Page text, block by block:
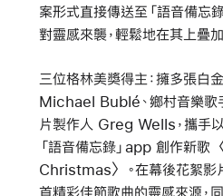
案形式直接傳送至「語音備忘
對靈感來襲，輕鬆地在其上疊
三位格林美獎得主：擁多張白
Michael Bublé、鄉村音樂
片製作人 Greg Wells，攜
「語音備忘錄」app 創作新
Christmas〉。在幕後花絮影
首精彩佳節歌曲的靈感來源，